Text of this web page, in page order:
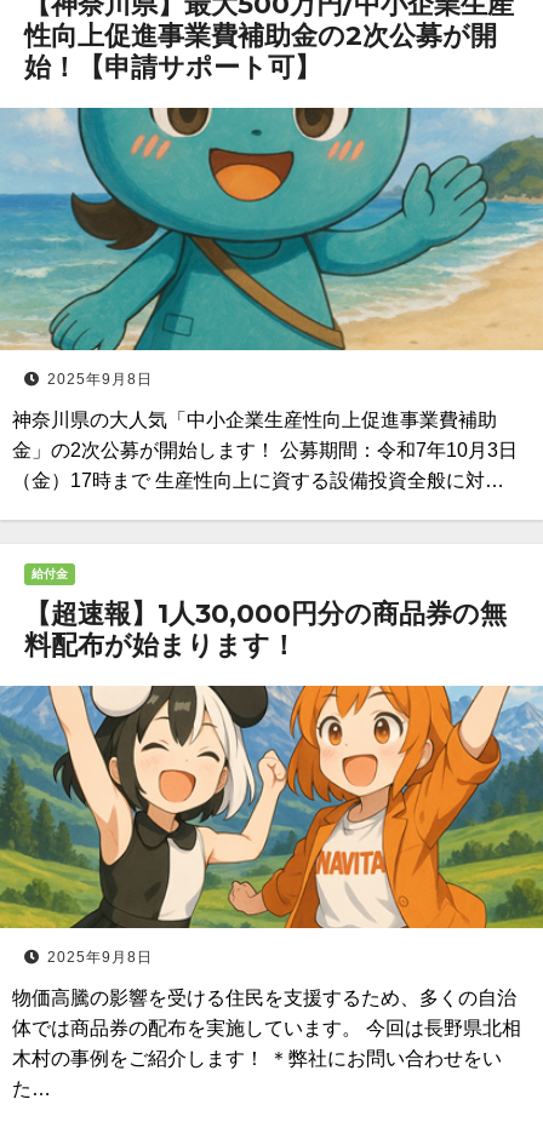
性向上促進事業費補助金の2次公募が開
始！【申請サポート可】
2025年9月8日
神奈川県の大人気「中小企業生産性向上促進事業費補助
金」の2次公募が開始します！ 公募期間：令和7年10月3日
（金）17時まで 生産性向上に資する設備投資全般に対…
給付金
【超速報】1人30,000円分の商品券の無
料配布が始まります！
2025年9月8日
物価高騰の影響を受ける住民を支援するため、多くの自治
体では商品券の配布を実施しています。 今回は長野県北相
木村の事例をご紹介します！ ＊弊社にお問い合わせをい
た…